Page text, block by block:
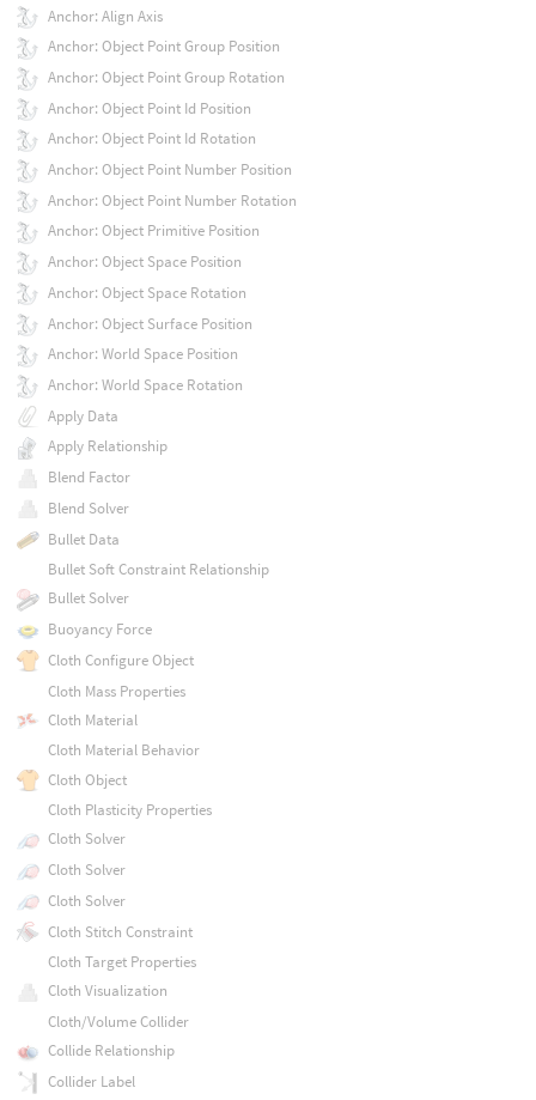
Anchor: Align Axis
Anchor: Object Point Group Position
Anchor: Object Point Group Rotation
Anchor: Object Point Id Position
Anchor: Object Point Id Rotation
Anchor: Object Point Number Position
Anchor: Object Point Number Rotation
Anchor: Object Primitive Position
Anchor: Object Space Position
Anchor: Object Space Rotation
Anchor: Object Surface Position
Anchor: World Space Position
Anchor: World Space Rotation
Apply Data
Apply Relationship
Blend Factor
Blend Solver
Bullet Data
Bullet Soft Constraint Relationship
Bullet Solver
Buoyancy Force
Cloth Configure Object
Cloth Mass Properties
Cloth Material
Cloth Material Behavior
Cloth Object
Cloth Plasticity Properties
Cloth Solver
Cloth Solver
Cloth Solver
Cloth Stitch Constraint
Cloth Target Properties
Cloth Visualization
Cloth/Volume Collider
Collide Relationship
Collider Label